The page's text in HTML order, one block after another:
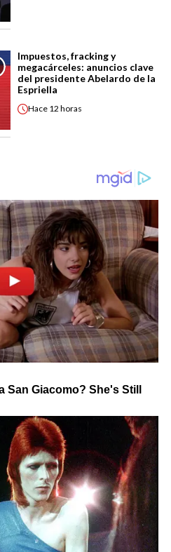
Impuestos, fracking y
megacárceles: anuncios clave
del presidente Abelardo de la
Espriella
Hace 12 horas